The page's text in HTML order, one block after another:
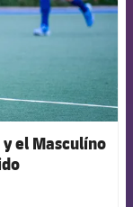
el Masculíno